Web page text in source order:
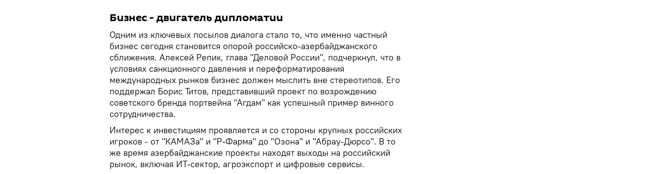
Бизнес - двигатель дипломатии
Одним из ключевых посылов диалога стало то, что именно частный
бизнес сегодня становится опорой российско-азербайджанского
сближения. Алексей Репик, глава "Деловой России", подчеркнул, что в
условиях санкционного давления и переформатирования
международных рынков бизнес должен мыслить вне стереотипов. Его
поддержал Борис Титов, представивший проект по возрождению
советского бренда портвейна "Агдам" как успешный пример винного
сотрудничества.
Интерес к инвестициям проявляется и со стороны крупных российских
игроков - от "КАМАЗа" и "Р-Фарма" до "Озона" и "Абрау-Дюрсо". В то
же время азербайджанские проекты находят выходы на российский
рынок, включая ИТ-сектор, агроэкспорт и цифровые сервисы.